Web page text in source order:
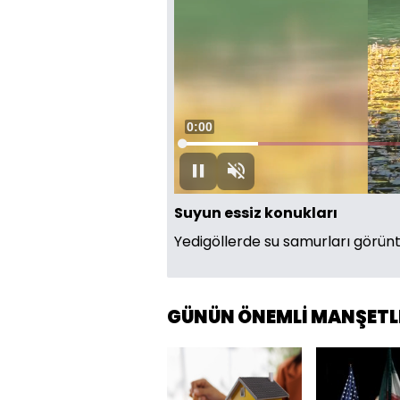
Oynat Sesi
Aç
Süre
0:00
Yüklendi:
13.72%
Suyun essiz konukları
Yedigöllerde su samurları
GÜNÜN ÖNEMLİ